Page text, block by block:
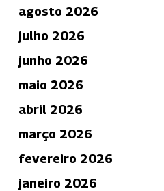
agosto 2026
julho 2026
junho 2026
maio 2026
abril 2026
março 2026
fevereiro 2026
janeiro 2026